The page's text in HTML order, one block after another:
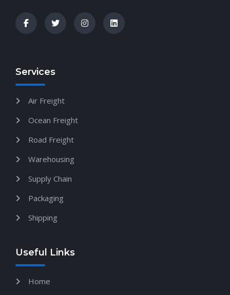
Services
Air Freight
Ocean Freight
Road Freight
Warehousing
Supply Chain
Packaging
Shipping
Useful Links
Home